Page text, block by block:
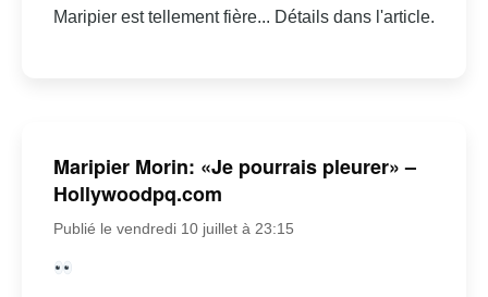
Maripier est tellement fière... Détails dans l'article.
Maripier Morin: «Je pourrais pleurer» –
Hollywoodpq.com
Publié le vendredi 10 juillet à 23:15